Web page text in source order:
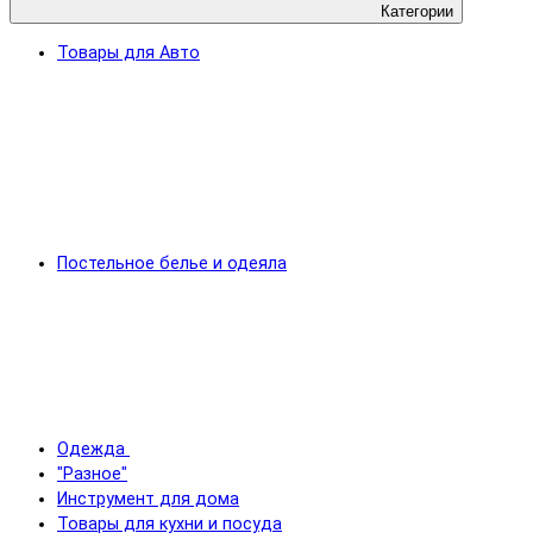
Категории
Товары для Авто
Постельное белье и одеяла
Одежда
"Разное"
Инструмент для дома
Товары для кухни и посуда